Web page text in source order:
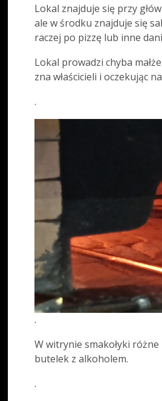
Lokal znajduje się przy
ale w środku znajduje się
raczej po pizzę lub inne
Lokal prowadzi chyba
zna właścicieli i oczekując
.
.
W witrynie smakołyki różne
butelek z alkoholem.
.